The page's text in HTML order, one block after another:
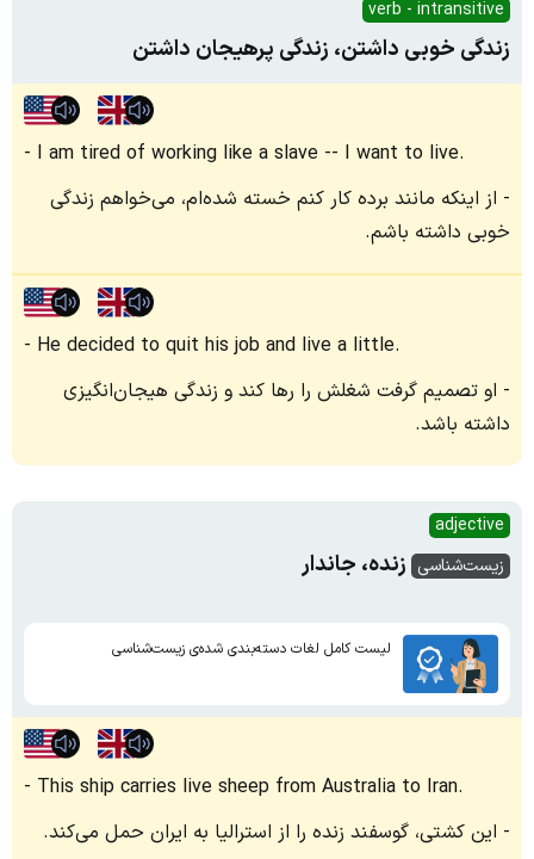
verb - intransitive
زندگی خوبی داشتن، زندگی پرهیجان داشتن
I am tired of working like a slave -- I want to live.
از اینکه مانند برده کار کنم خسته شده‌ام، می‌خواهم زندگی
خوبی داشته باشم.
He decided to quit his job and live a little.
او تصمیم گرفت شغلش را رها کند و زندگی هیجان‌انگیزی
داشته باشد.
adjective
زیست‌شناسی زنده، جاندار
لیست کامل لغات دسته‌بندی شده‌ی زیست‌شناسی
This ship carries live sheep from Australia to Iran.
این کشتی، گوسفند زنده را از استرالیا به ایران حمل می‌کند.